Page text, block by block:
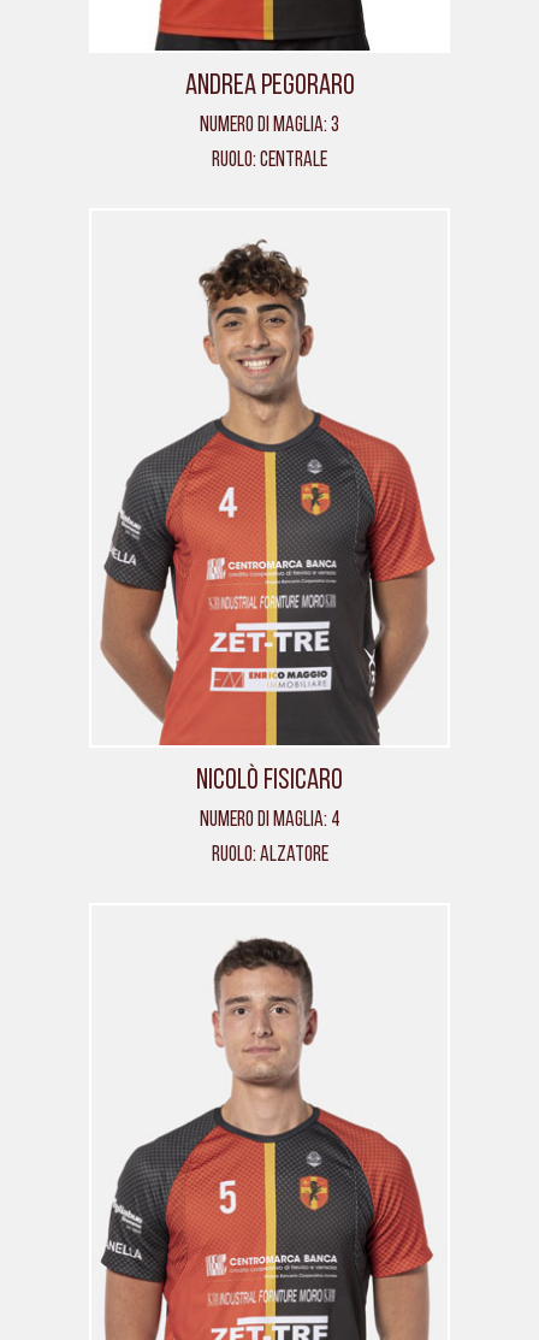
Andrea Pegoraro
Numero di maglia: 3
Ruolo: Centrale
Nicolò Fisicaro
Numero di maglia: 4
Ruolo: Alzatore